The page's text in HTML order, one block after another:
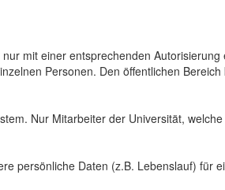
mit einer entsprechenden
Personen. Den öffentlichen
Nur Mitarbeiter der Universität,
persönliche Daten (z.B. Lebenslauf) für